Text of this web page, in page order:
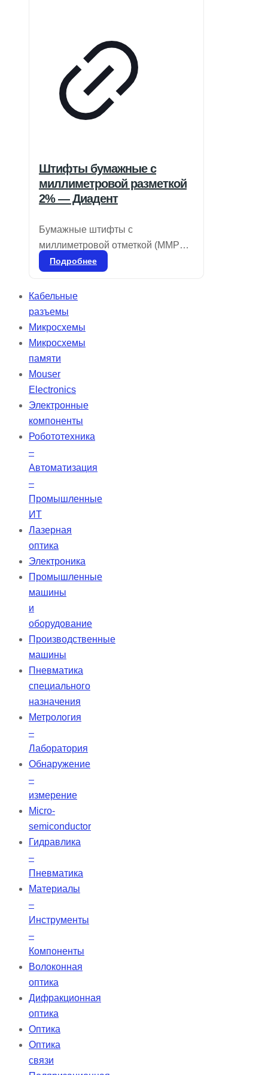
Штифты бумажные с
миллиметровой разметкой
2% — Диадент
Бумажные штифты с
миллиметровой отметкой (MMPP)
предназначены для
глубины корневого канала перед
установкой гуттаперчевых
штифтов. Они хорошо впитывают
влагу и имеют цветовую
кодировку для обозначения
размеров в соответствии с ISO.
Подробнее
Кабельные
разъемы
Микросхемы
Микросхемы
памяти
Mouser
Electronics
Электронные
компоненты
Робототехника
–
Автоматизация
–
Промышленные
ИТ
Лазерная
оптика
Электроника
Промышленные
машины
и
оборудование
Производственные
машины
Пневматика
специального
назначения
Метрология
–
Лаборатория
Обнаружение
–
измерение
Micro-
semiconductor
Гидравлика
–
Пневматика
Материалы
–
Инструменты
–
Компоненты
Волоконная
оптика
Дифракционная
оптика
Оптика
Оптика
связи